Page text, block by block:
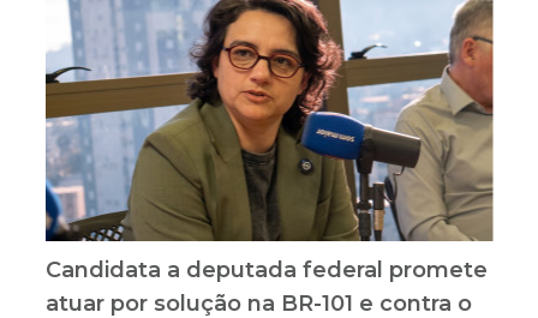
Candidata a deputada federal promete
atuar por solução na BR-101 e contra o